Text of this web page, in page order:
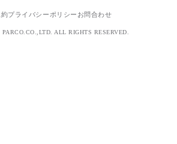
約プライバシーポリシー お問合わせ
ALL RIGHTS RESERVED.